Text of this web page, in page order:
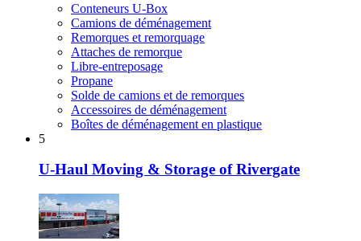
Conteneurs U-Box
Camions de déménagement
Remorques et remorquage
Attaches de remorque
Libre-entreposage
Propane
Solde de camions et de remorques
Accessoires de déménagement
Boîtes de déménagement en plastique
5
U-Haul Moving & Storage of Rivergate